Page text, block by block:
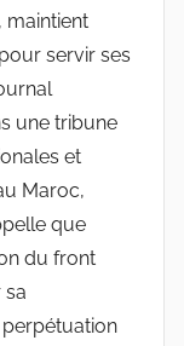
maintient
servir ses
une tribune
et
Maroc,
que
du front
sa
perpétuation